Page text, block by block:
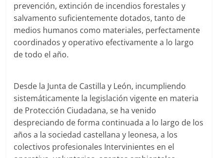
prevención, extinción de incendios forestales y
salvamento suficientemente dotados, tanto de
medios humanos como materiales, perfectamente
coordinados y operativo efectivamente a lo largo
de todo el año.
Desde la Junta de Castilla y León, incumpliendo
sistemáticamente la legislación vigente en materia
de Protección Ciudadana, se ha venido
despreciando de forma continuada a lo largo de los
años a la sociedad castellana y leonesa, a los
colectivos profesionales Intervinientes en el